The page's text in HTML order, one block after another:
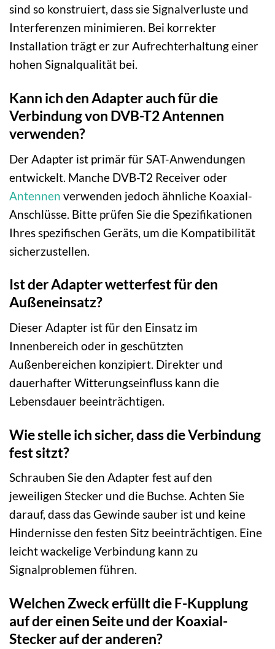
sind so konstruiert, dass sie Signalverluste und
Interferenzen minimieren. Bei korrekter
Installation trägt er zur Aufrechterhaltung einer
hohen Signalqualität bei.
Kann ich den Adapter auch für die
Verbindung von DVB-T2 Antennen
verwenden?
Der Adapter ist primär für SAT-Anwendungen
entwickelt. Manche DVB-T2 Receiver oder
Antennen verwenden jedoch ähnliche Koaxial-
Anschlüsse. Bitte prüfen Sie die Spezifikationen
Ihres spezifischen Geräts, um die Kompatibilität
sicherzustellen.
Ist der Adapter wetterfest für den
Außeneinsatz?
Dieser Adapter ist für den Einsatz im
Innenbereich oder in geschützten
Außenbereichen konzipiert. Direkter und
dauerhafter Witterungseinfluss kann die
Lebensdauer beeinträchtigen.
Wie stelle ich sicher, dass die Verbindung
fest sitzt?
Schrauben Sie den Adapter fest auf den
jeweiligen Stecker und die Buchse. Achten Sie
darauf, dass das Gewinde sauber ist und keine
Hindernisse den festen Sitz beeinträchtigen. Eine
leicht wackelige Verbindung kann zu
Signalproblemen führen.
Welchen Zweck erfüllt die F-Kupplung
auf der einen Seite und der Koaxial-
Stecker auf der anderen?